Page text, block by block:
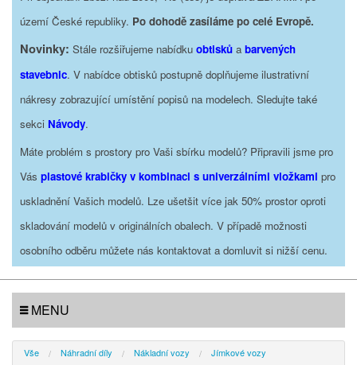
území České republiky. Po dohodě zasíláme po celé Evropě.
Novinky: Stále rozšiřujeme nabídku obtisků a barvených
stavebnic. V nabídce obtisků postupně doplňujeme ilustrativní
nákresy zobrazující umístění popisů na modelech. Sledujte také
sekci Návody.
Máte problém s prostory pro Vaši sbírku modelů? Připravili jsme pro
Vás plastové krabičky v kombinaci s univerzálními vložkami pro
uskladnění Vašich modelů. Lze ušetšit více jak 50% prostor oproti
skladování modelů v originálních obalech. V případě možnosti
osobního odběru můžete nás kontaktovat a domluvit si nižší cenu.
MENU
Vše Náhradní díly Nákladní vozy
Jímkové vozy